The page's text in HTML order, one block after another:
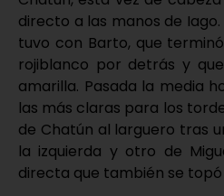
directo a las manos de
tuvo con Barto, que
rojiblanco por detrás y
amarilla. Pasada la media
las más claras para los
de Chatún al larguero tras
la izquierda y otro de
directa que también se